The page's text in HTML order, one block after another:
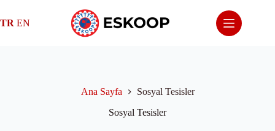
content
TR EN
Ana Sayfa
Sosyal Tesisler
Sosyal Tesisler